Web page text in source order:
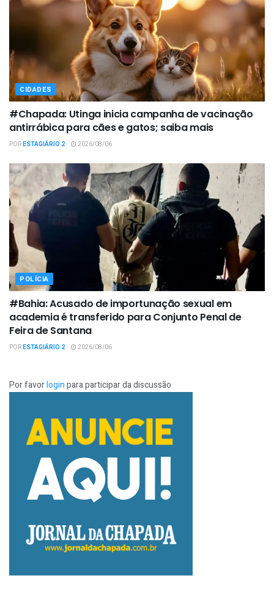
CIDADES
#Chapada: Utinga inicia campanha de vacinação
antirrábica para cães e gatos; saiba mais
PORESTAGIÁRIO 2 2026/08/06
POLÍCIA
#Bahia: Acusado de importunação sexual em
academia é transferido para Conjunto Penal de
Feira de Santana
PORESTAGIÁRIO 2 2026/08/06
Por favorloginpara participar da discussão